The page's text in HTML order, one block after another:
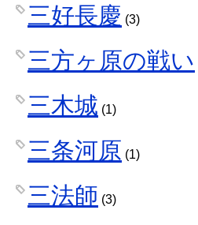
三好長慶 (3)
三方ヶ原の戦い
三木城 (1)
三条河原 (1)
三法師 (3)